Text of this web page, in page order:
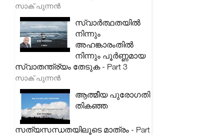
സാക് പുന്നൻ
സ്വാർത്ഥതയിൽ
നിന്നും
അഹങ്കാരംതിൽ
നിന്നും പൂർണ്ണമായ
സ്വാതന്ത്ര്യം തേടുക - Part 3
സാക് പുന്നൻ
ആത്മീയ പുരോഗതി
തികഞ്ഞ
സത്യസന്ധതയിലൂടെ മാത്രം - Part